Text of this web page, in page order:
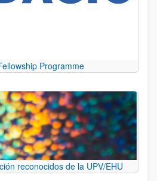
Programme
reconocidos de la UPV/EHU